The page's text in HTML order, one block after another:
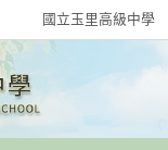
國立玉里高級中學